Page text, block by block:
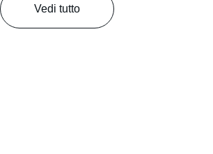
Vedi tutto